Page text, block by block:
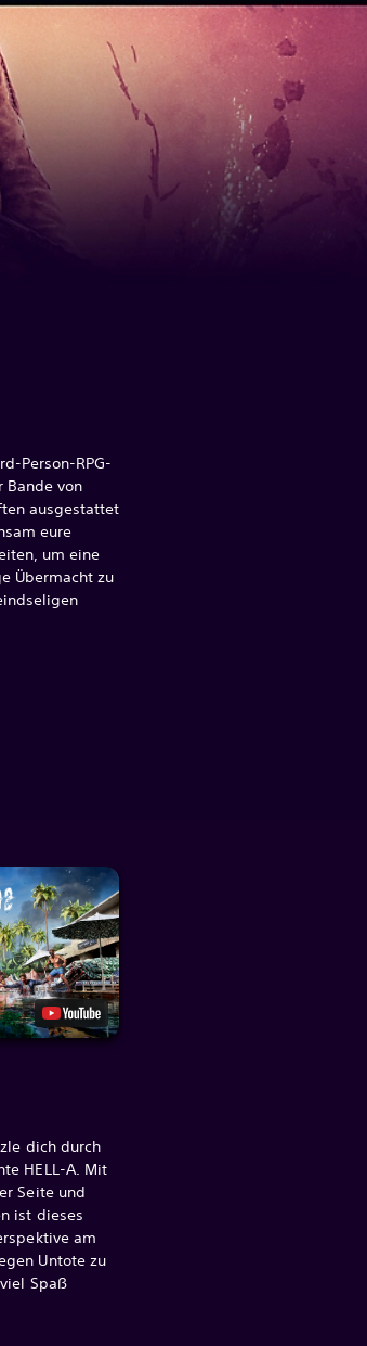
Person-RPG-
Bande von
ausgestattet
eure
um eine
Übermacht zu
dich durch
HELL-A. Mit
Seite und
ist dieses
am
Untote zu
Spaß